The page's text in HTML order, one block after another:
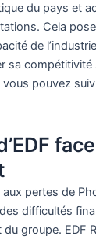
du pays et
Cela
de
sa compétitivité
pouvez
aux pertes de
difficultés
groupe. EDF